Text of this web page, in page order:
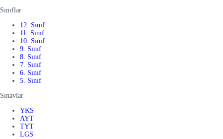
Sınıflar
12. Sınıf
11. Sınıf
10. Sınıf
9. Sınıf
8. Sınıf
7. Sınıf
6. Sınıf
5. Sınıf
Sınavlar
YKS
AYT
TYT
LGS